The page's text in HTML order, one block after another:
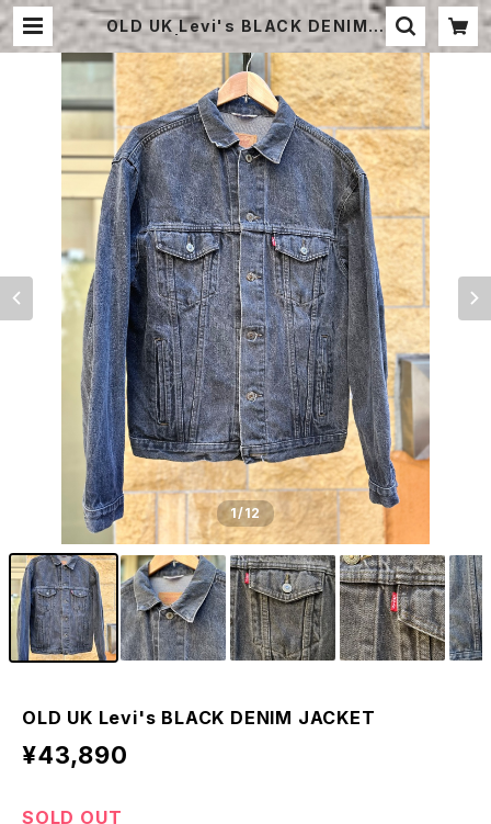
OLD UK Levi's BLACK DENIM J
ACKET | STRAYSHEEP ONLINE
1/12
OLD UK Levi's BLACK DENIM JACKET
¥43,890
SOLD OUT